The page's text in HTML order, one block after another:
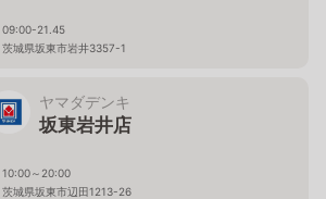
09:00-21.45
茨城県坂東市岩井3357-1
ヤマダデンキ
坂東岩井店
10:00～20:00
茨城県坂東市辺田1213-26